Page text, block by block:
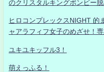
のクリスタルキングボンビー
ヒロコンプレックスNIGHT 的
ャアラフィフ女子のめざせ！
ユキユキッフル3！
萌えっふる！